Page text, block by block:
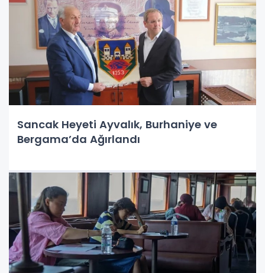
Sancak Heyeti Ayvalık, Burhaniye ve
Bergama’da Ağırlandı